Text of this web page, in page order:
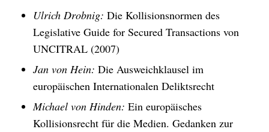
Ulrich Drobnig: Die Kollisionsnormen des
Legislative Guide for Secured Transactions von
UNCITRAL (2007)
Jan von Hein: Die Ausweichklausel im
europäischen Internationalen Deliktsrecht
Michael von Hinden: Ein europäisches
Kollisionsrecht für die Medien. Gedanken zur